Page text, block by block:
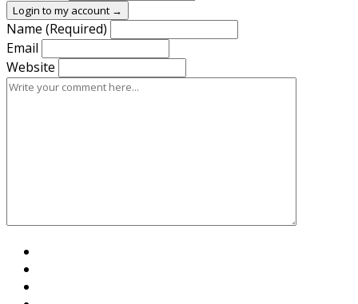
Login to my account →
Name (Required)
Email
Website